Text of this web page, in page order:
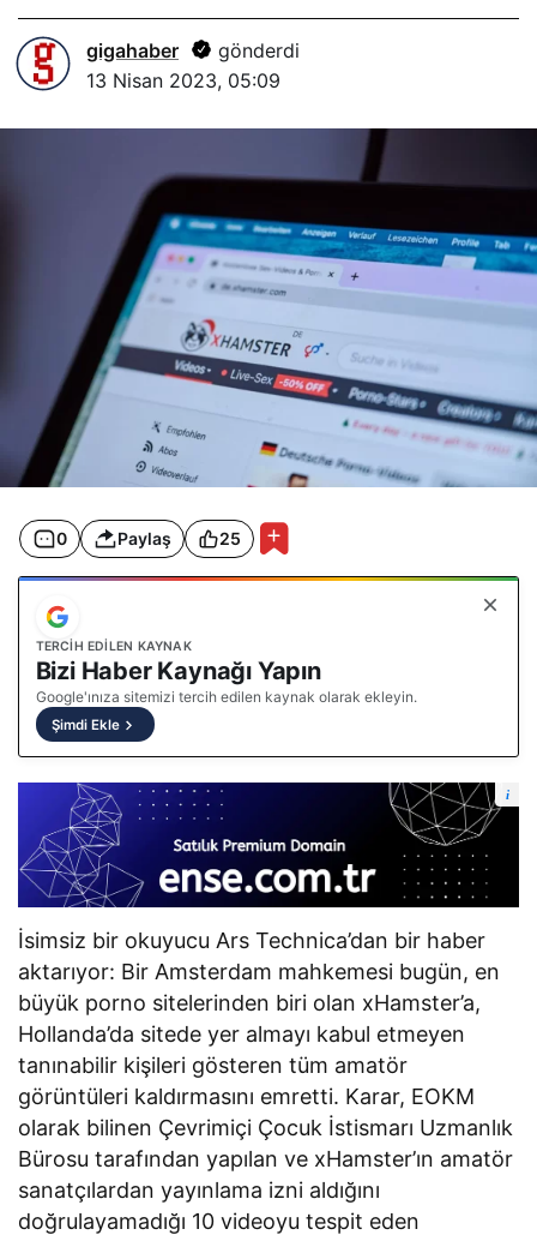
gigahaber
gönderdi
13 Nisan 2023, 05:09
0 Paylaş 25
TERCIH EDILEN KAYNAK
Bizi Haber Kaynağı Yapın
Google'ınıza sitemizi tercih edilen kaynak olarak ekleyin.
Şimdi Ekle
i
İsimsiz bir okuyucu Ars Technica’dan bir haber
aktarıyor: Bir Amsterdam mahkemesi bugün, en
büyük porno sitelerinden biri olan xHamster’a,
Hollanda’da sitede yer almayı kabul etmeyen
tanınabilir kişileri gösteren tüm amatör
görüntüleri kaldırmasını emretti. Karar, EOKM
olarak bilinen Çevrimiçi Çocuk İstismarı Uzmanlık
Bürosu tarafından yapılan ve xHamster’ın amatör
sanatçılardan yayınlama izni aldığını
doğrulayamadığı 10 videoyu tespit eden